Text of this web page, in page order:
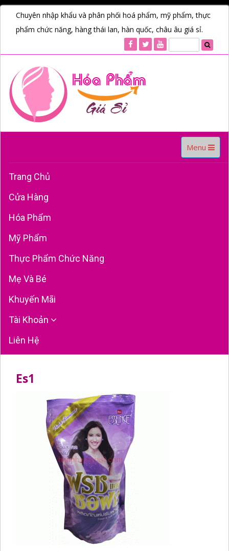
Chuyên nhập khẩu và phân phối hoá phẩm, mỹ phẩm, thực
phẩm chức năng, hàng thái lan, hàn quốc, châu âu giá sỉ.
Toggle
navigation
Menu
Trang Chủ
Cửa Hàng
Hóa Phẩm
Mỹ Phẩm
Thực Phẩm Chức Năng
Mẹ Và Bé
Khuyến Mãi
Tài Khoản
Liên Hệ
Es1